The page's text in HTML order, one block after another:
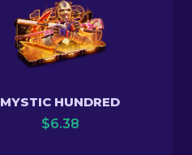
MYSTIC HUNDRED
$6.38